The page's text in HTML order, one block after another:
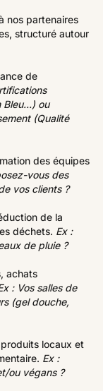
nos partenaires
structuré autour
de
Bleu...) ou
(Qualité
des équipes
vous des
vos clients ?
de la
déchets. Ex :
de pluie ?
achats
: Vos salles de
(gel douche,
locaux et
Ex :
ou végans ?